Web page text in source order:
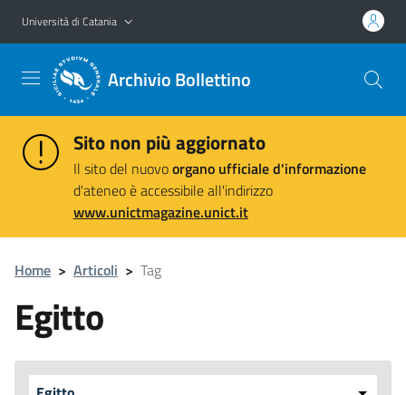
Vai al contenuto principale
Vai al menu di navigazione
Università di Catania
Archivio Bollettino
Sito non più aggiornato
Il sito del nuovoorgano ufficiale d'informazione
d'ateneo è accessibile all'indirizzo
www.unictmagazine.unict.it
Home > Articoli > Tag
Egitto